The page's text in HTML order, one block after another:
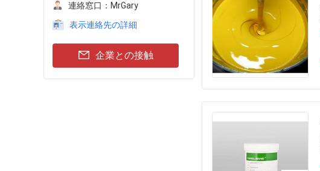
連絡窓口： MrGary
表示連絡先の詳細
企業との接触